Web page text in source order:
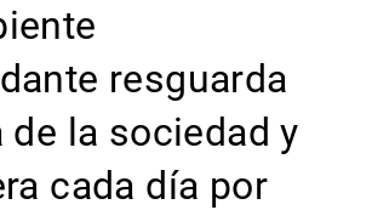
resguarda
de la sociedad y
cada día por